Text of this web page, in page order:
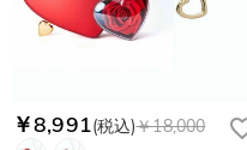
￥8,991(税込)￥18,000